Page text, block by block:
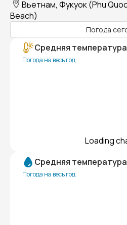
Вьетнам, Фукуок (Phu
Beach)
Погода
Средняя
Погода на весь год
Loading
Средняя
Погода на весь год